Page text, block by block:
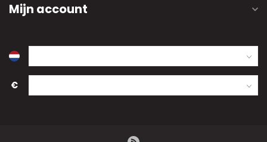
Mijn account
€